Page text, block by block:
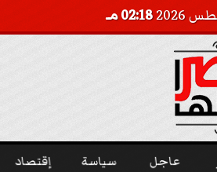
02:18 مـ
عاجل سياسة إقتصاد